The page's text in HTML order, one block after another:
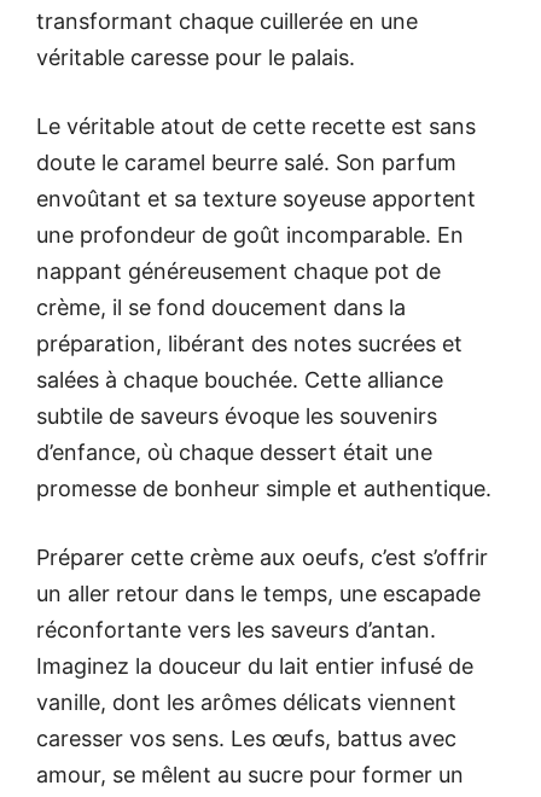
transformant chaque cuillerée en une
véritable caresse pour le palais.
Le véritable atout de cette recette est sans
doute le caramel beurre salé. Son parfum
envoûtant et sa texture soyeuse apportent
une profondeur de goût incomparable. En
nappant généreusement chaque pot de
crème, il se fond doucement dans la
préparation, libérant des notes sucrées et
salées à chaque bouchée. Cette alliance
subtile de saveurs évoque les souvenirs
d’enfance, où chaque dessert était une
promesse de bonheur simple et authentique.
Préparer cette crème aux oeufs, c’est s’offrir
un aller retour dans le temps, une escapade
réconfortante vers les saveurs d’antan.
Imaginez la douceur du lait entier infusé de
vanille, dont les arômes délicats viennent
caresser vos sens. Les œufs, battus avec
amour, se mêlent au sucre pour former un